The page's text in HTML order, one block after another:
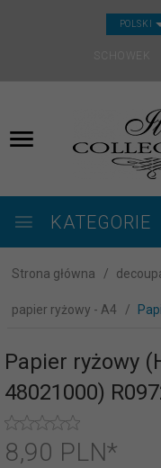
POLSKI
SCHOWEK
KATEGORIE
Strona główna
papier ryżowy - A4
Papier ryżowy
48021000)
8,90 PLN*